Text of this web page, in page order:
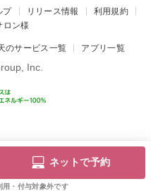
ネットで予約
用・付与対象外です
プ リリース情報
利用規約
ロン様
のサービス一覧 アプリ一覧
Inc.